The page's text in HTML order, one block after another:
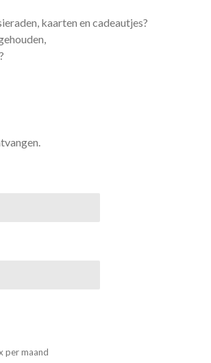
kaarten en cadeautjes?
per maand